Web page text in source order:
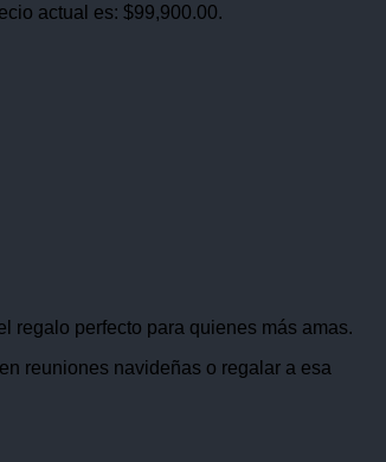
actual es: $99,900.00.
regalo perfecto para quienes más amas.
reuniones navideñas o regalar a esa